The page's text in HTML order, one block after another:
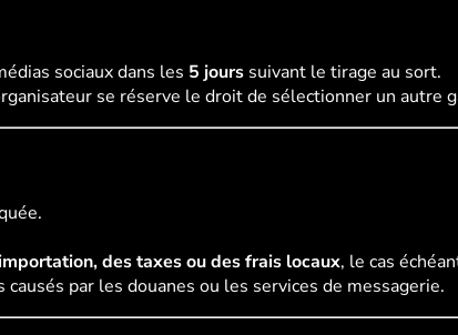
sociaux dans les 5 jours suivant le tirage au sort.
se réserve le droit de sélectionner un autre
des taxes ou des frais locaux, le cas
par les douanes ou les services de messagerie.